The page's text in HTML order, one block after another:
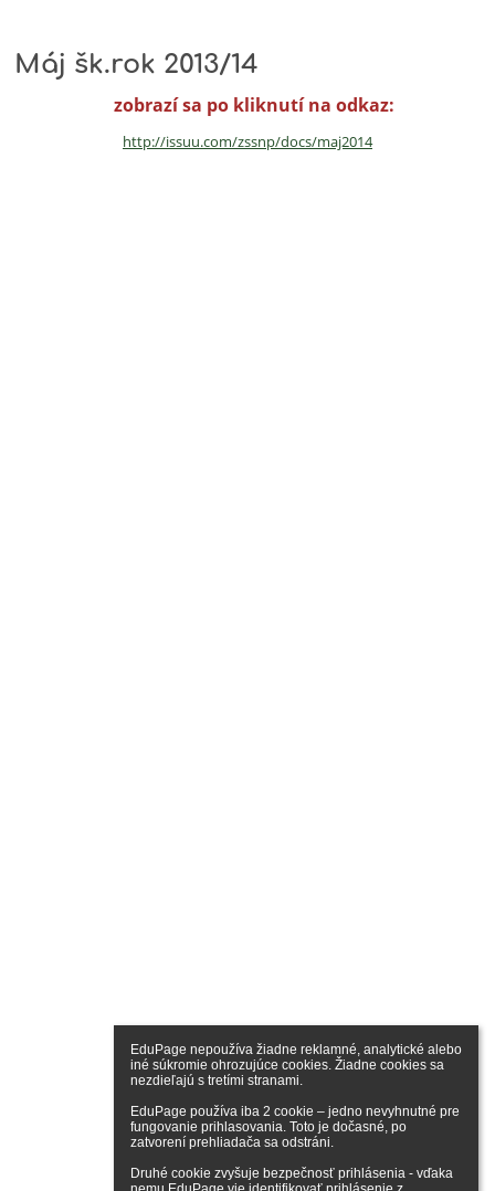
EduPage nepoužíva žiadne reklamné, analytické alebo
iné súkromie ohrozujúce cookies. Žiadne cookies sa
nezdieľajú s tretími stranami.
EduPage používa iba 2 cookie – jedno nevyhnutné pre
fungovanie prihlasovania. Toto je dočasné, po
zatvorení prehliadača sa odstráni.
Druhé cookie zvyšuje bezpečnosť prihlásenia - vďaka
Máj šk.rok 2013/14
zobrazí sa po kliknutí na odkaz:
http://issuu.com/zssnp/docs/maj2014